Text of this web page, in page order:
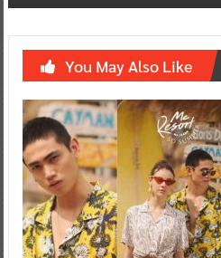
You May Also Like